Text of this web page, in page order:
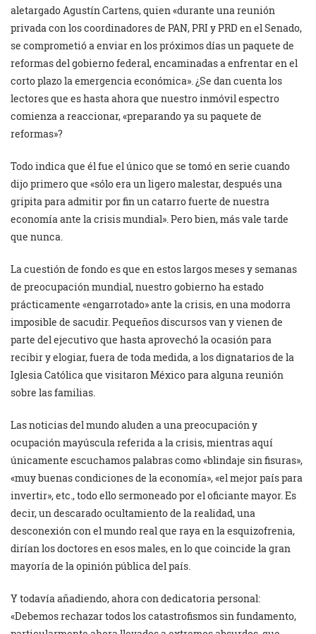
aletargado Agustín Cartens, quien «durante una reunión
privada con los coordinadores de PAN, PRI y PRD en el Senado,
se comprometió a enviar en los próximos días un paquete de
reformas del gobierno federal, encaminadas a enfrentar en el
corto plazo la emergencia económica». ¿Se dan cuenta los
lectores que es hasta ahora que nuestro inmóvil espectro
comienza a reaccionar, «preparando ya su paquete de
reformas»?
Todo indica que él fue el único que se tomó en serie cuando
dijo primero que «sólo era un ligero malestar, después una
gripita para admitir por fin un catarro fuerte de nuestra
economía ante la crisis mundial». Pero bien, más vale tarde
que nunca.
La cuestión de fondo es que en estos largos meses y semanas
de preocupación mundial, nuestro gobierno ha estado
prácticamente «engarrotado» ante la crisis, en una modorra
imposible de sacudir. Pequeños discursos van y vienen de
parte del ejecutivo que hasta aprovechó la ocasión para
recibir y elogiar, fuera de toda medida, a los dignatarios de la
Iglesia Católica que visitaron México para alguna reunión
sobre las familias.
Las noticias del mundo aluden a una preocupación y
ocupación mayúscula referida a la crisis, mientras aquí
únicamente escuchamos palabras como «blindaje sin fisuras»,
«muy buenas condiciones de la economía», «el mejor país para
invertir», etc., todo ello sermoneado por el oficiante mayor. Es
decir, un descarado ocultamiento de la realidad, una
desconexión con el mundo real que raya en la esquizofrenia,
dirían los doctores en esos males, en lo que coincide la gran
mayoría de la opinión pública del país.
Y todavía añadiendo, ahora con dedicatoria personal:
«Debemos rechazar todos los catastrofismos sin fundamento,